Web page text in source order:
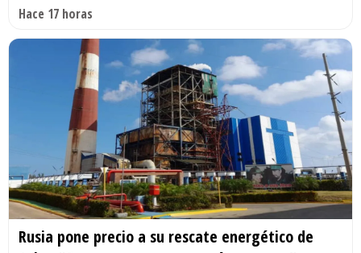
Hace 17 horas
Rusia pone precio a su rescate energético de